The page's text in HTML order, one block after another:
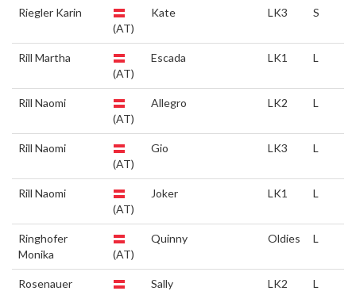
Riegler Karin
(AT)
Kate LK3 S
Rill Martha
(AT)
Escada LK1 L
Rill Naomi
(AT)
Allegro LK2 L
Rill Naomi
(AT)
Gio LK3 L
Rill Naomi
(AT)
Joker LK1 L
Ringhofer
Monika
(AT)
Quinny Oldies L
Rosenauer
Sally LK2 L